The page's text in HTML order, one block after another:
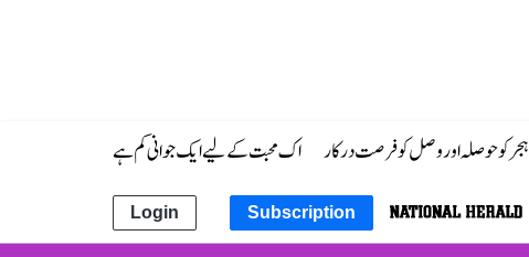
ہجر کو حوصلہ اور وصل کو فرصت درکار اک محبت کے لیے ایک جوانی کم ہے
Subscription
Login